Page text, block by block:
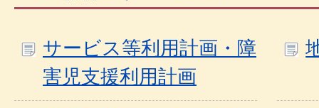
サービス等利用計画・障
害児支援利用計画